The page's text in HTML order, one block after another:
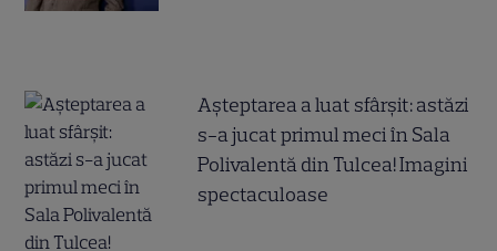
Așteptarea a luat sfârșit: astăzi
s-a jucat primul meci în Sala
Polivalentă din Tulcea! Imagini
spectaculoase